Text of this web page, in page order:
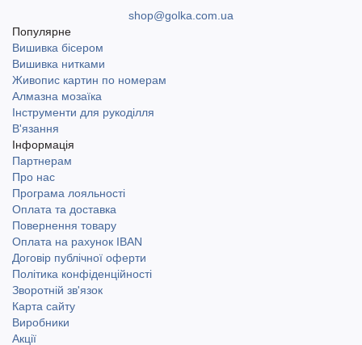
shop@golka.com.ua
Популярне
Вишивка бісером
Вишивка нитками
Живопис картин по номерам
Алмазна мозаїка
Інструменти для рукоділля
В'язання
Інформація
Партнерам
Про нас
Програма лояльності
Оплата та доставка
Повернення товару
Оплата на рахунок IBAN
Договір публічної оферти
Політика конфіденційності
Зворотній зв'язок
Карта сайту
Виробники
Акції